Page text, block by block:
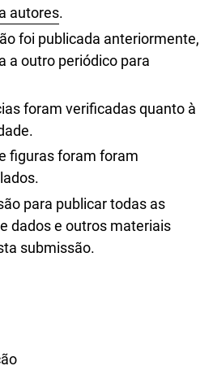
autores.
foi publicada anteriormente,
a outro periódico para
foram verificadas quanto à
figuras foram foram
para publicar todas as
dados e outros materiais
submissão.